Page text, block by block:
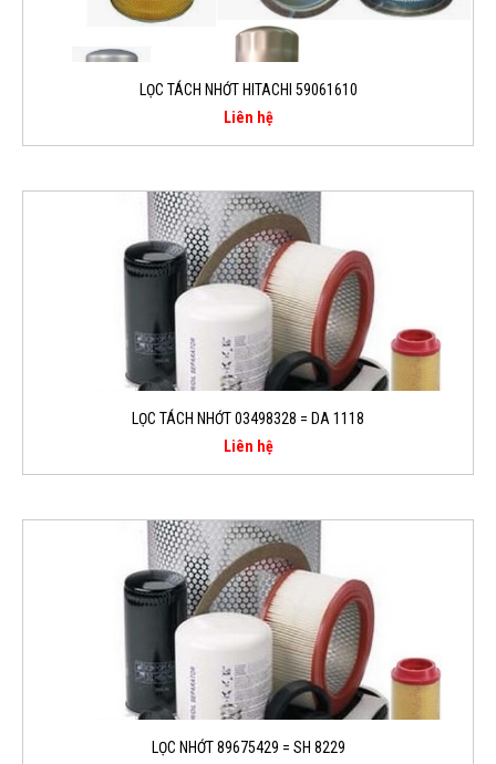
LỌC TÁCH NHỚT HITACHI 59061610
Liên hệ
LỌC TÁCH NHỚT 03498328 = DA 1118
Liên hệ
LỌC NHỚT 89675429 = SH 8229